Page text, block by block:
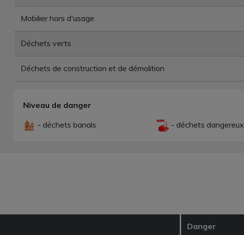
Mobilier hors d'usage
Déchets verts
Déchets de construction et de démolition
Niveau de danger
- déchets banals
- déchets dangereux
Danger